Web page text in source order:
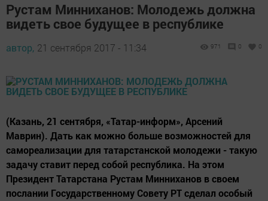
Рустам Минниханов: Молодежь должна
видеть свое будущее в республике
автор, 21 сентября 2017 - 11:34 971 0 0
(Казань, 21 сентября, «Татар-информ», Арсений
Маврин). Дать как можно больше возможностей для
самореализации для татарстанской молодежи - такую
задачу ставит перед собой республика. На этом
Президент Татарстана Рустам Минниханов в своем
послании Государственному Совету РТ сделал особый